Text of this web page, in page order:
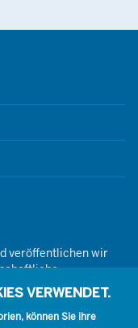
veröffentlichen wir
der Neutralität,
und der
VERWENDET.
können Sie ihre